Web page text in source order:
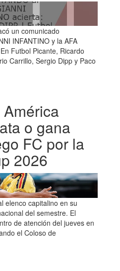
un comunicado
INFANTINO y la AFA
Futbol Picante, Ricardo
Carrillo, Sergio Dipp y Paco
o gana
FC por la
2026
elenco capitalino en su
del semestre. El
de atención del jueves en
el Coloso de